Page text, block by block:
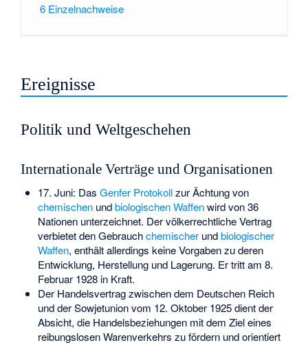
6 Einzelnachweise
Ereignisse
Politik und Weltgeschehen
Internationale Verträge und Organisationen
17. Juni: Das Genfer Protokollzur Ächtung von
chemischenundbiologischen Waffenwird von 36
Nationen unterzeichnet. Der völkerrechtliche Vertrag
verbietet den Gebrauchchemischerundbiologischer
Waffen, enthält allerdings keine Vorgaben zu deren
Entwicklung, Herstellung und Lagerung. Er tritt am 8.
Februar 1928 in Kraft.
Der Handelsvertrag zwischen dem Deutschen Reich
und der Sowjetunion vom 12. Oktober 1925dient der
Absicht, die Handelsbeziehungen mit dem Ziel eines
reibungslosen Warenverkehrs zu fördern und orientiert